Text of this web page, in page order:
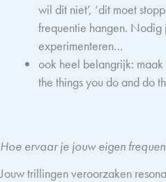
wil dit niet’, ‘dit moet
frequentie hangen. Nodig
experimenteren…
ook heel belangrijk:
the things you do and do
Hoe ervaar je jouw eigen
Jouw trillingen veroorzaken